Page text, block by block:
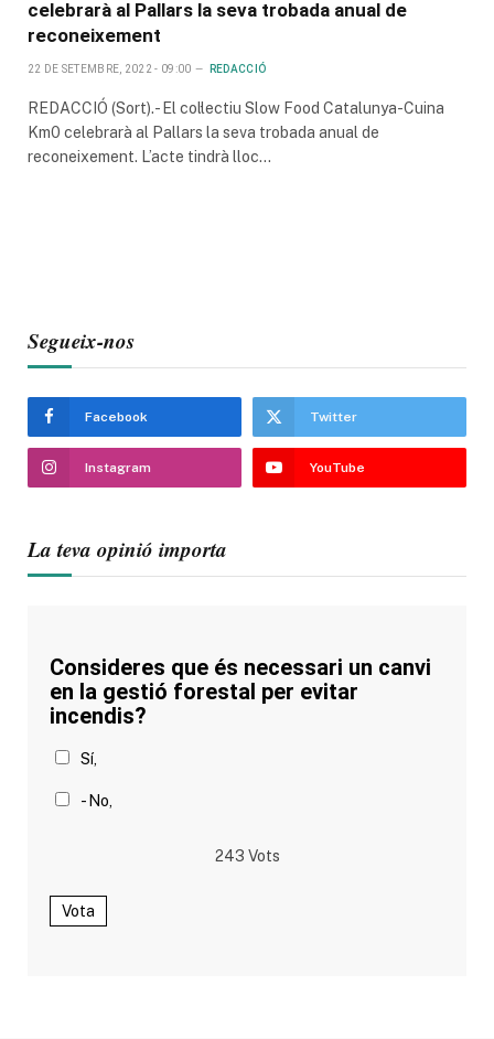
celebrarà al Pallars la seva trobada anual de
reconeixement
22 DE SETEMBRE, 2022 - 09:00 REDACCIÓ
REDACCIÓ (Sort).- El col·lectiu Slow Food Catalunya-Cuina
Km0 celebrarà al Pallars la seva trobada anual de
reconeixement. L’acte tindrà lloc…
Segueix-nos
Facebook Twitter
Instagram YouTube
La teva opinió importa
Consideres que és necessari un canvi
en la gestió forestal per evitar
incendis?
Sí,
- No,
243 Vots
Vota